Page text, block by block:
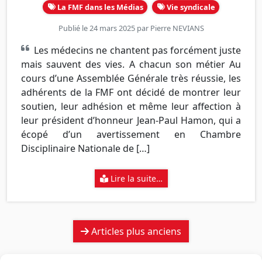
La FMF dans les Médias Vie syndicale
Publié le 24 mars 2025 par Pierre NEVIANS
Les médecins ne chantent pas forcément juste
mais sauvent des vies. A chacun son métier Au
cours d’une Assemblée Générale très réussie, les
adhérents de la FMF ont décidé de montrer leur
soutien, leur adhésion et même leur affection à
leur président d’honneur Jean-Paul Hamon, qui a
écopé d’un avertissement en Chambre
Disciplinaire Nationale de […]
Lire la suite…
Navigation
Articles plus anciens